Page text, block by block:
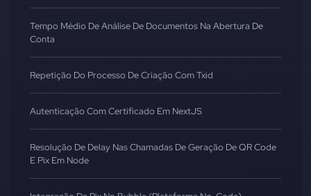
Tempo Médio De Análise De Documentos Na Abertura De
Conta
Repetição Do Processo De Criação Com Txid
Autenticação Com Certificado Em NextJS
Resolução De Delay Nas Chamadas De Geração De QR Code
E Pix Em Node